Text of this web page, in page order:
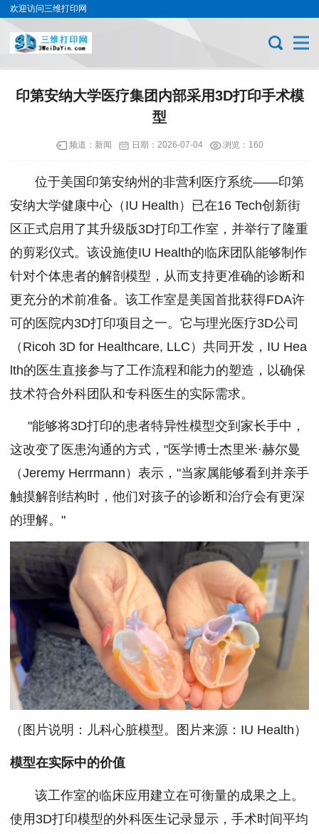
欢迎访问三维打印网
印第安纳大学医疗集团内部采用3D打印手术模
型
频道： 新闻 日期： 2026-07-04 浏览：160
位于美国印第安纳州的非营利医疗系统——印第
安纳大学健康中心（IU Health）已在16 Tech创新街
区正式启用了其升级版3D打印工作室，并举行了隆重
的剪彩仪式。该设施使IU Health的临床团队能够制作
针对个体患者的解剖模型，从而支持更准确的诊断和
更充分的术前准备。该工作室是美国首批获得FDA许
可的医院内3D打印项目之一。它与理光医疗3D公司
（Ricoh 3D for Healthcare, LLC）共同开发，IU Hea
lth的医生直接参与了工作流程和能力的塑造，以确保
技术符合外科团队和专科医生的实际需求。
"能够将3D打印的患者特异性模型交到家长手中，
这改变了医患沟通的方式，"医学博士杰里米·赫尔曼
（Jeremy Herrmann）表示，"当家属能够看到并亲手
触摸解剖结构时，他们对孩子的诊断和治疗会有更深
的理解。"
（图片说明：儿科心脏模型。图片来源：IU Health）
模型在实际中的价值
该工作室的临床应用建立在可衡量的成果之上。
使用3D打印模型的外科医生记录显示，手术时间平均